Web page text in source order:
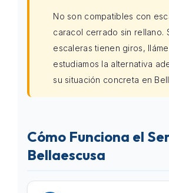
No son compatibles con
caracol cerrado sin rellano.
escaleras tienen giros,
estudiamos la alternativa
su situación concreta en
Cómo Funciona el
Bellaescusa